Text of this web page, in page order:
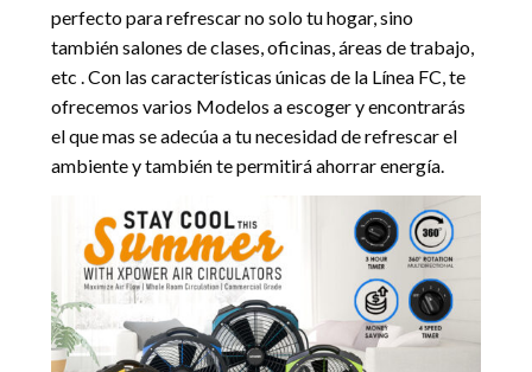
perfecto para refrescar no solo tu hogar, sino
también salones de clases, oficinas, áreas de trabajo,
etc . Con las características únicas de la Línea FC, te
ofrecemos varios Modelos a escoger y encontrarás
el que mas se adecúa a tu necesidad de refrescar el
ambiente y también te permitirá ahorrar energía.